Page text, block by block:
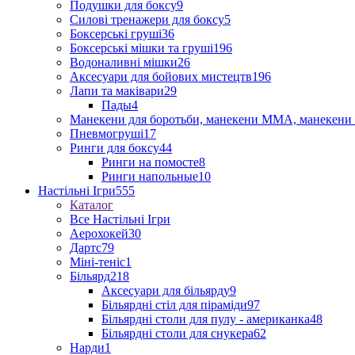
Подушки для боксу9
Силові тренажери для боксу5
Боксерські груші36
Боксерські мішки та груші196
Водоналивні мішки26
Аксесуари для бойових мистецтв196
Лапи та маківари29
Пады4
Манекени для боротьби, манекени ММА, манекени
Пневмогруші17
Ринги для боксу44
Ринги на помосте8
Ринги напольные10
Настільні Ігри555
Каталог
Все Настільні Ігри
Аерохокей30
Дартс79
Міні-теніс1
Більярд218
Аксесуари для більярду9
Більярдні стіл для піраміди97
Більярдні столи для пулу - американка48
Більярдні столи для снукера62
Нарди1